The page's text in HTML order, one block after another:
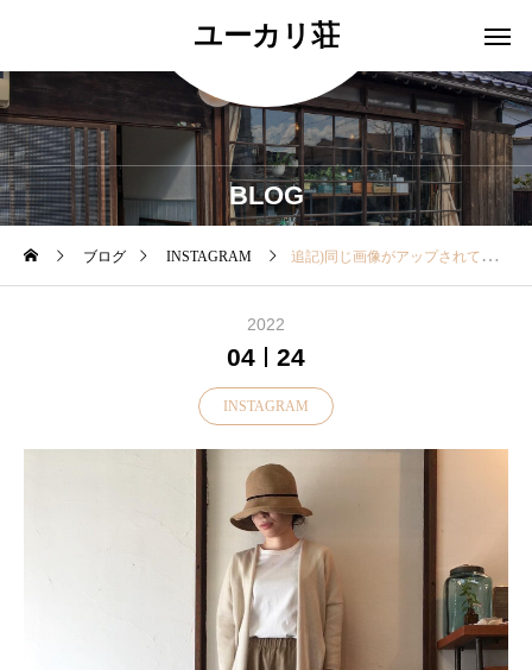
ユーカリ荘
BLOG
ブログ INSTAGRAM 追記)同じ画像がアップされておりまして大変申し訳ございませんでした。再度アップしております！ ・ 気温感
2022
04 24
INSTAGRAM